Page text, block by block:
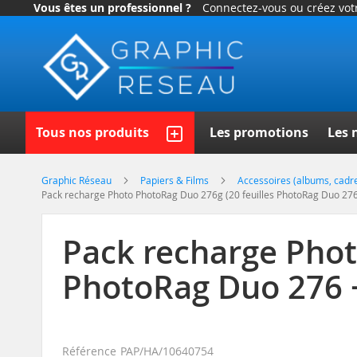
Vous êtes un professionnel ? Connectez-vous ou créez
Allez
contenu
Tous nos produits Les promotions Les
Graphic Réseau Papiers & Films Accessoires (albums,
Pack recharge Photo PhotoRag Duo 276g (20 feuilles PhotoRag Duo
Pack recharge
PhotoRag Duo
Référence PAP/HA/10640754